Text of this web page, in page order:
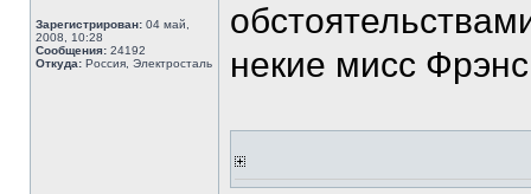
Зарегистрирован: 04 май,
2008, 10:28
Сообщения: 24192
Откуда: Россия, Электросталь
некие мисс